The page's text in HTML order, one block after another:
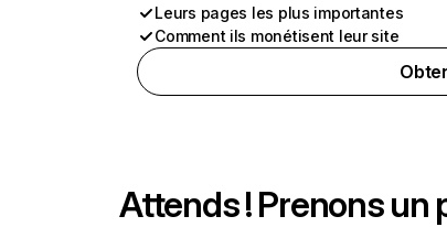
Leurs pages les plus importantes
Comment ils monétisent leur site
Attends ! Prenons un